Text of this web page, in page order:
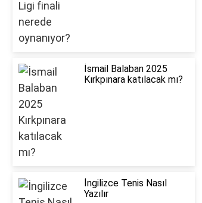
İsmail Balaban 2025
Kırkpınara katılacak mı?
İngilizce Tenis Nasıl
Yazılır